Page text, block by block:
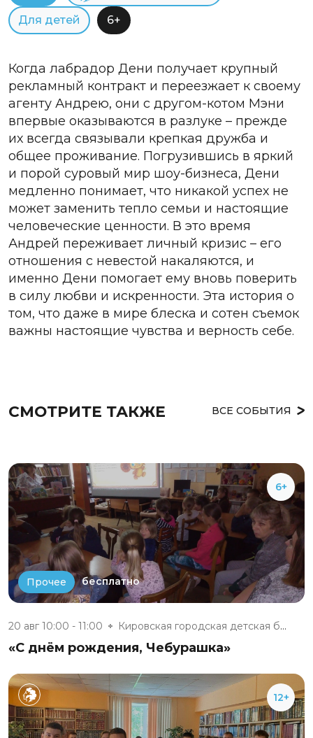
Для детей 6+
Когда лабрадор Дени получает крупный
рекламный контракт и переезжает к своему
агенту Андрею, они с другом-котом Мэни
впервые оказываются в разлуке – прежде
их всегда связывали крепкая дружба и
общее проживание. Погрузившись в яркий
и порой суровый мир шоу-бизнеса, Дени
медленно понимает, что никакой успех не
может заменить тепло семьи и настоящие
человеческие ценности. В это время
Андрей переживает личный кризис – его
отношения с невестой накаляются, и
именно Дени помогает ему вновь поверить
в силу любви и искренности. Эта история о
том, что даже в мире блеска и сотен съемок
важны настоящие чувства и верность себе.
СМОТРИТЕ ТАКЖЕ ВСЕ СОБЫТИЯ
6+
Прочее бесплатно
20 авг 10:00 - 11:00 Кировская городская детская би...
«С днём рождения, Чебурашка»
12+